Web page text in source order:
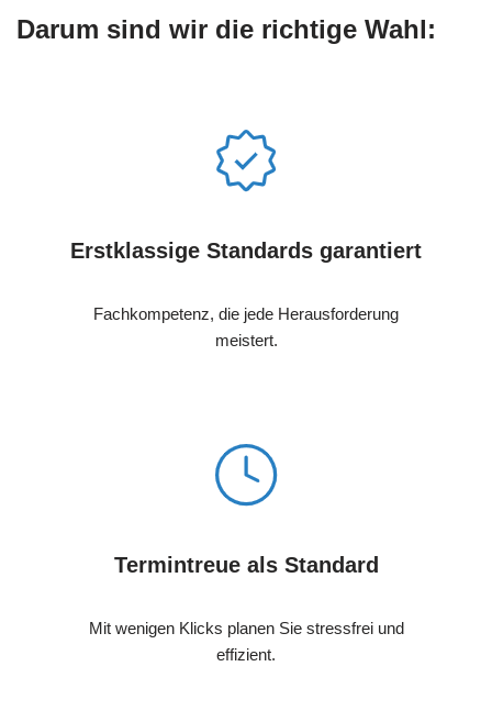
Darum sind wir die richtige Wahl:
Erstklassige Standards garantiert
Fachkompetenz, die jede Herausforderung
meistert.
Termintreue als Standard
Mit wenigen Klicks planen Sie stressfrei und
effizient.